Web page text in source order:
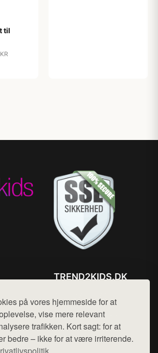
på vores hjemmeside for at
vise mere relevant
trafikken. Kort sagt: for at
bedre – ikke for at være irriterende.
til
TREND2KIDS.DK
Mail: hej@want.dk
Cookie- og privatlivspolitik